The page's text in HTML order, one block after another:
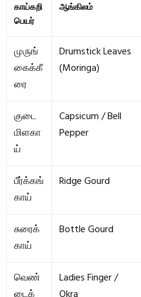
காய்கறி
பெயர்
ஆங்கிலம்
முருங்
கைக்கீ
ரை
Drumstick Leaves
(Moringa)
குடை
மிளகா
ய்
Capsicum / Bell
Pepper
பீர்க்கங்
காய்
Ridge Gourd
சுரைக்
காய்
Bottle Gourd
வெண்
Ladies Finger /